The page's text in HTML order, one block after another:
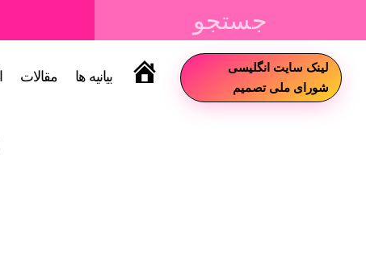
سایت بیانیه ها مقالات
لینک سایت انگلیسی
شورای ملی تصمیم